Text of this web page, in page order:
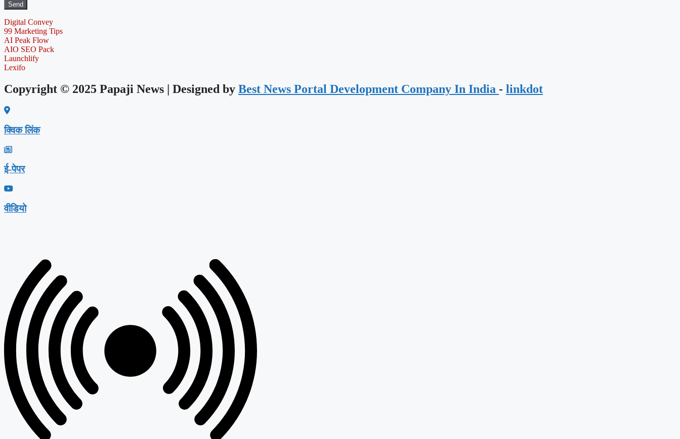
Send
Digital Convey
99 Marketing Tips
AI Peak Flow
AIO SEO Pack
Launchlify
Lexifo
Copyright © 2025 Papaji News | Designed by Best News Portal Development Company In India - linkdot
क्विक लिंक
ई-पेपर
वीडियो